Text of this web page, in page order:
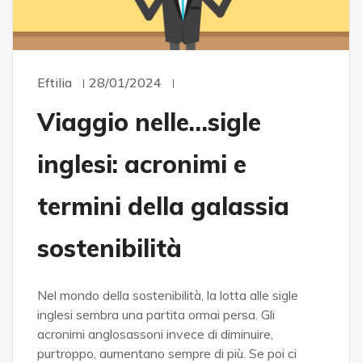
Eftilia 28/01/2024
Viaggio nelle…sigle
inglesi: acronimi e
termini della galassia
sostenibilità
Nel mondo della sostenibilità, la lotta alle sigle
inglesi sembra una partita ormai persa. Gli
acronimi anglosassoni invece di diminuire,
purtroppo, aumentano sempre di più. Se poi ci